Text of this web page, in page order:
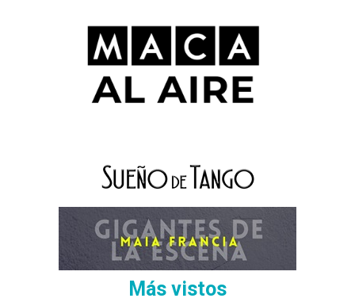
Más vistos